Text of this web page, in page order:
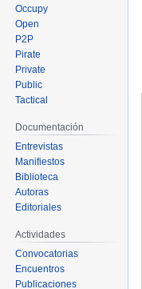
Occupy
Open
P2P
Pirate
Private
Public
Tactical
Documentación
Entrevistas
Manifiestos
Biblioteca
Autoras
Editoriales
Actividades
Convocatorias
Encuentros
Publicaciones